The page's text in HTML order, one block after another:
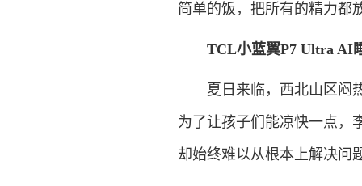
简单的饭，把所有的精力都
TCL小蓝翼P7 Ultra AI
夏日来临，西北山区闷热
为了让孩子们能凉快一点，
却始终难以从根本上解决问